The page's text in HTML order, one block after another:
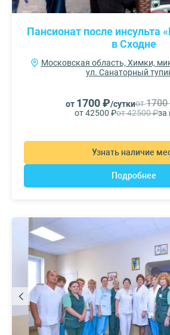
Пансионат после инсульта
в Сходне
Московская область, Химки,
ул. Санаторный
от 1700 ₽/суткиот1700
от 42500 ₽от 42500 ₽за
Узнать наличие
Подробнее